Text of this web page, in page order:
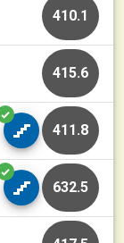
410.1
415.6
411.8
632.5